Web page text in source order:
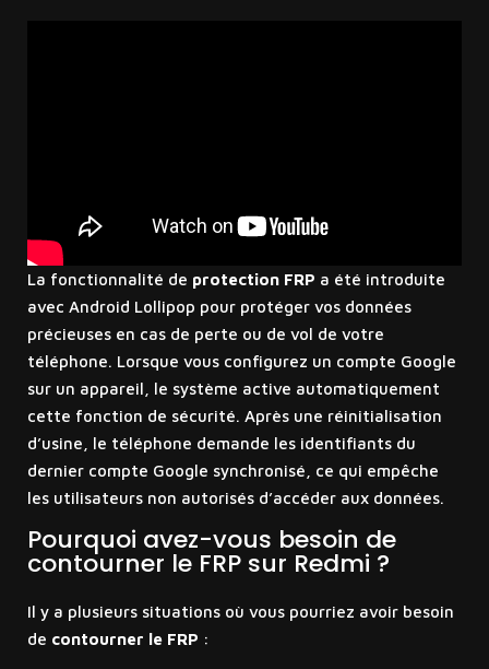
La fonctionnalité de protection FRP a été introduite
avec Android Lollipop pour protéger vos données
précieuses en cas de perte ou de vol de votre
téléphone. Lorsque vous configurez un compte Google
sur un appareil, le système active automatiquement
cette fonction de sécurité. Après une réinitialisation
d’usine, le téléphone demande les identifiants du
dernier compte Google synchronisé, ce qui empêche
les utilisateurs non autorisés d’accéder aux données.
Pourquoi avez-vous besoin de
contourner le FRP sur Redmi ?
Il y a plusieurs situations où vous pourriez avoir besoin
de contourner le FRP :